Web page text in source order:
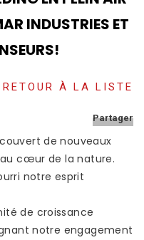
INDUSTRIES ET
RETOUR À LA LISTE
Partager
de nouveaux
cœur de la nature.
notre esprit
de croissance
notre engagement